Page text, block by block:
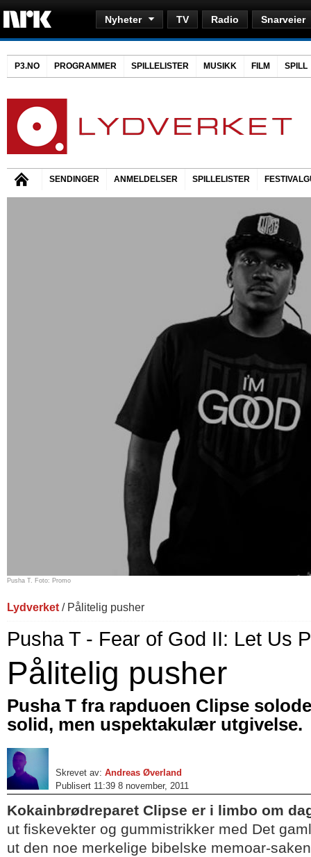
Nyheter TV Radio Snarveier
P3.NO PROGRAMMER SPILLELISTER MUSIKK FILM SPILL
SENDINGER ANMELDELSER SPILLELISTER
Pusha T. Foto: Promo
Lydverket / Pålitelig pusher
Pusha T - Fear of God II: Let Us
Pålitelig pusher
Pusha T fra rapduoen Clipse
solid, men uspektakulær utgivelse.
Skrevet av: Andreas Øverland
Publisert 11:39 8 november, 2011
Kokainbrødreparet Clipse er i limbo om
ut fiskevekter og gummistrikker med Det
ut den noe merkelige bibelske memoar-